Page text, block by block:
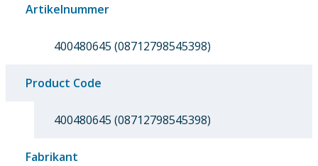
Artikelnummer
400480645 (08712798545398)
Product Code
400480645 (08712798545398)
Fabrikant